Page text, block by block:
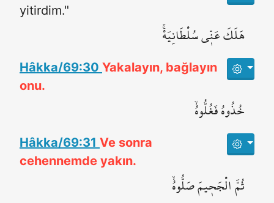
yitirdim."
هَلَكَ عَنّ۪ي سُلْطَانِيَهْۚ
Hâkka/69:30 Yakalayın, bağlayın
onu.
خُذُوهُ فَغُلُّوهُۙ
Hâkka/69:31 Ve sonra
cehennemde yakın.
ثُمَّ الْجَح۪يمَ صَلُّوهُۙ